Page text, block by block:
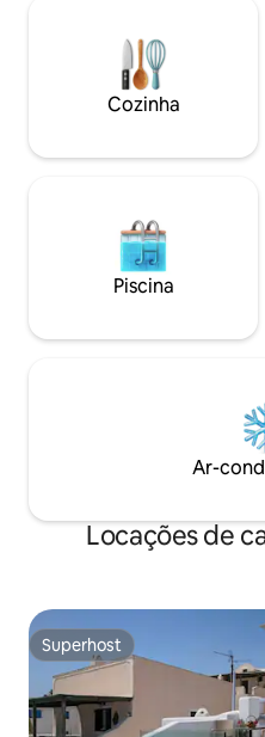
villas: Island blue, Eternity,
Captains blue, Secret
Sky blue Flexível em
relacionados à pandemia!
Cozinha
Piscina
Ar-
Locações de
Superhost
Superhost